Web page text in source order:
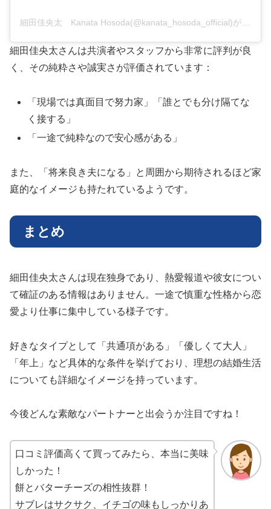
細田佳央太 Kanata Hosoda(@kanata_hosoda_official)がシェアした投稿
細田佳央太さんは共演者やスタッフから非常に評判が良
く、その純粋さや誠実さが評価されています：
「現場では真面目で努力家」「誰とでも分け隔てな
く接する」
「一途で純粋なので安心感がある」
また、「将来良き夫になる」と周囲から期待されるほど家
庭的なイメージも持たれているようです。
まとめ
細田佳央太さんは現在独身であり、熱愛報道や彼女につい
て確証のある情報はありません。一途で慎重な性格から恋
愛より仕事に集中している様子です。
好きなタイプとして「共通項がある」「優しくて大人」
「年上」など具体的な条件を挙げており、理想の結婚生活
についても詳細なイメージを持っています。
今後どんな素敵なパートナーと出会うか注目ですね！
口コミ評価高くて買ってみたら、本当に美味
しかった！
餅とバターチーズの相性抜群！
サブレはサクサク、イチゴの味もしっかりあ